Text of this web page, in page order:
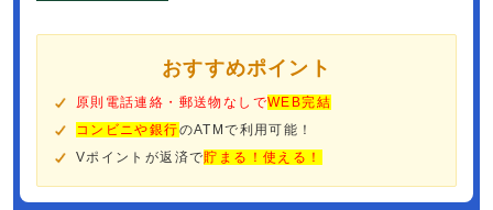
おすすめポイント
原則電話連絡・郵送物なしでWEB完結
コンビニや銀行のATMで利用可能！
Vポイントが返済で貯まる！使える！